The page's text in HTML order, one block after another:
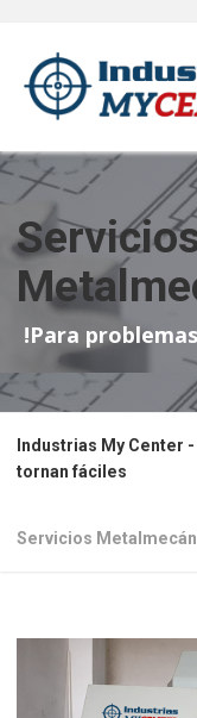
!Para
Industrias My Center
tornan fáciles
Servicios